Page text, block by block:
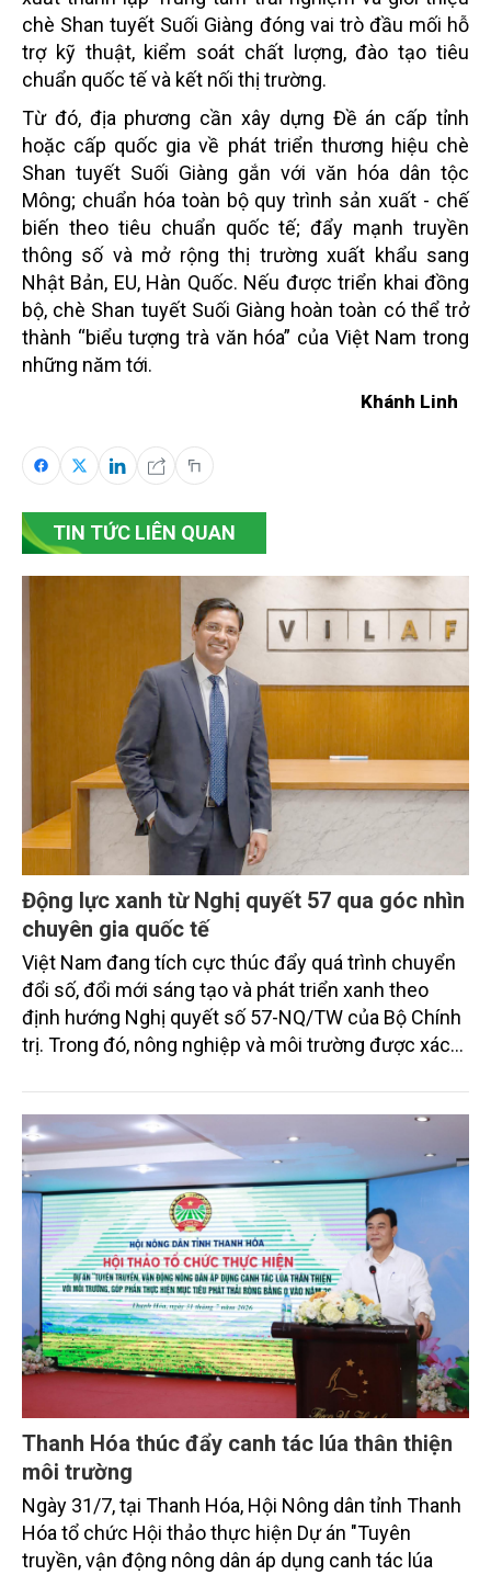
chè Shan tuyết Suối Giàng đóng vai trò đầu mối hỗ
trợ kỹ thuật, kiểm soát chất lượng, đào tạo tiêu
chuẩn quốc tế và kết nối thị trường.
Từ đó, địa phương cần xây dựng Đề án cấp tỉnh
hoặc cấp quốc gia về phát triển thương hiệu chè
Shan tuyết Suối Giàng gắn với văn hóa dân tộc
Mông; chuẩn hóa toàn bộ quy trình sản xuất - chế
biến theo tiêu chuẩn quốc tế; đẩy mạnh truyền
thông số và mở rộng thị trường xuất khẩu sang
Nhật Bản, EU, Hàn Quốc. Nếu được triển khai đồng
bộ, chè Shan tuyết Suối Giàng hoàn toàn có thể trở
thành “biểu tượng trà văn hóa” của Việt Nam trong
những năm tới.
Khánh Linh
TIN TỨC LIÊN QUAN
Động lực xanh từ Nghị quyết 57 qua góc nhìn
chuyên gia quốc tế
Việt Nam đang tích cực thúc đẩy quá trình chuyển
đổi số, đổi mới sáng tạo và phát triển xanh theo
định hướng Nghị quyết số 57-NQ/TW của Bộ Chính
trị. Trong đó, nông nghiệp và môi trường được xác
sắc bởi các tiến bộ công nghệ và cam kết bền vững
toàn cầu, đặc biệt là mục tiêu đưa phát thải ròng
bằng 0 (Net-Zero) vào năm 2050.
Thanh Hóa thúc đẩy canh tác lúa thân thiện
môi trường
Ngày 31/7, tại Thanh Hóa, Hội Nông dân tỉnh Thanh
Hóa tổ chức Hội thảo thực hiện Dự án "Tuyên
truyền, vận động nông dân áp dụng canh tác lúa